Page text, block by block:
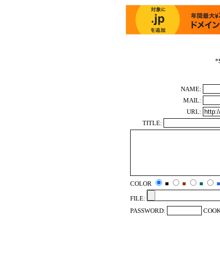
*
NAME:
MAIL:
URL:
TITLE:
COLOR ■ ■ ■
■
FILE:
PASSWORD: